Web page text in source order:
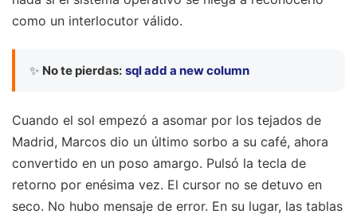
como un interlocutor válido.
✨ No te pierdas: sql add a new column
Cuando el sol empezó a asomar por los tejados de
Madrid, Marcos dio un último sorbo a su café, ahora
convertido en un poso amargo. Pulsó la tecla de
retorno por enésima vez. El cursor no se detuvo en
seco. No hubo mensaje de error. En su lugar, las tablas